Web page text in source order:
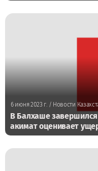
6 июня 2023 г. / Новости
В Балхаше завершился
акимат оценивает